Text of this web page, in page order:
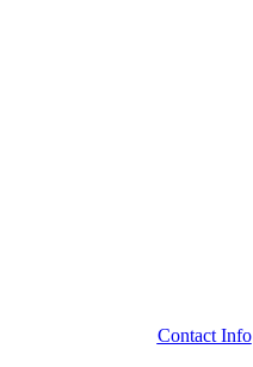
Contact Info